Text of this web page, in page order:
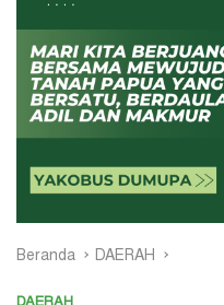
Beranda DAERAH